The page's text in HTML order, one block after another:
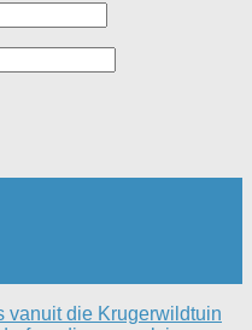
vanuit die Krugerwildtuin